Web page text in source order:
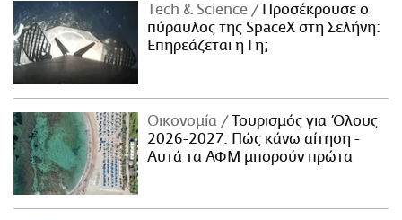
Τech & Science
Προσέκρουσε ο
πύραυλος της SpaceX στη Σελήνη:
Επηρεάζεται η Γη;
Οικονομία
Τουρισμός για Όλους
2026-2027: Πώς κάνω αίτηση -
Αυτά τα ΑΦΜ μπορούν πρώτα